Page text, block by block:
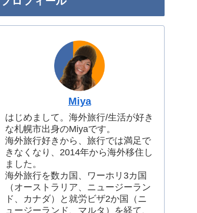
Miya
はじめまして。海外旅行/生活が好き
な札幌市出身のMiyaです。
海外旅行好きから、旅行では満足で
きなくなり、2014年から海外移住し
ました。
海外旅行を数カ国、ワーホリ3カ国
（オーストラリア、ニュージーラン
ド、カナダ）と就労ビザ2か国（ニ
ュージーランド、マルタ）を経て、